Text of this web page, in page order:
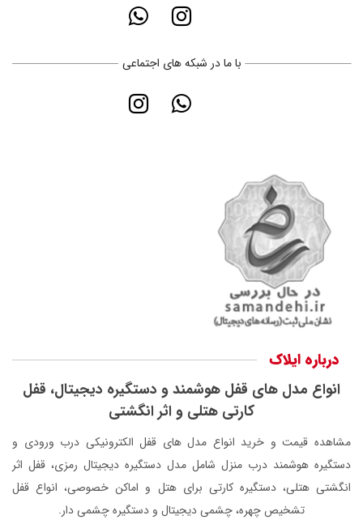
با ما در شبکه های اجتماعی
درباره ایلاک
انواع مدل های قفل هوشمند و دستگیره دیجیتال، قفل
کارتی هتلی و اثر انگشتی
مشاهده قیمت و خرید انواع مدل های قفل الکترونیکی درب ورودی و
دستگیره هوشمند درب منزل شامل مدل دستگیره دیجیتال رمزی، قفل اثر
انگشتی هتلی، دستگیره کارتی برای هتل و اماکن خصوصی، انواع قفل
تشخیص چهره، چشمی دیجیتال و دستگیره چشمی دار.